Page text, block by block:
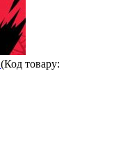
(Код товару: